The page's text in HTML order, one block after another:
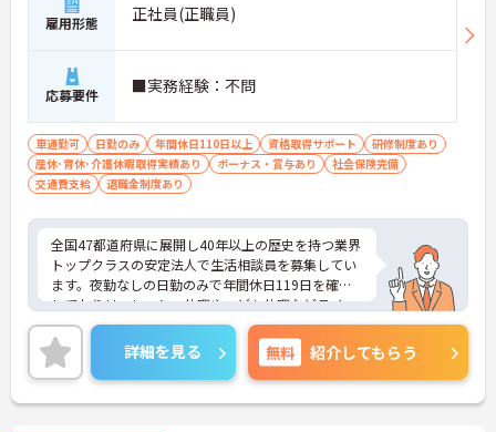
雇用形態 正社員(正職員)
応募要件 ■実務経験：不問
車通勤可 日勤のみ 年間休日110日以上 資格取得サポート
研修制度あり
産休･育休･介護休暇取得実績あり
ボーナス・賞与あり
社会保険完備
交通費支給
退職金制度あり
全国47都道府県に展開し40年以上の歴史を持つ業界
トップクラスの安定法人で生活相談員を募集してい
ます。夜勤なしの日勤のみで年間休日119日を確保
しておりリフレッシュ休暇やこども休暇などライフ
ステージに合わせた働き方が可能です。処遇改善手
当の全額還元や実績最大105万円の賞与に加え配偶
者1万円などの手厚い扶養手当をご用意しています。
独自の福利厚生制度によるお祝い金や宿泊費補助な
どスタッフの生活を支える制度も充実しています。
詳細を見る 無料 紹介してもらう